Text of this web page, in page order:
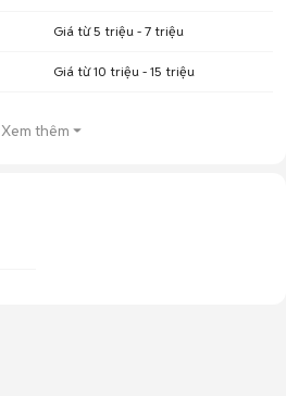
Giá từ 5 triệu - 7 triệu
Giá từ 10 triệu - 15 triệu
Xem thêm